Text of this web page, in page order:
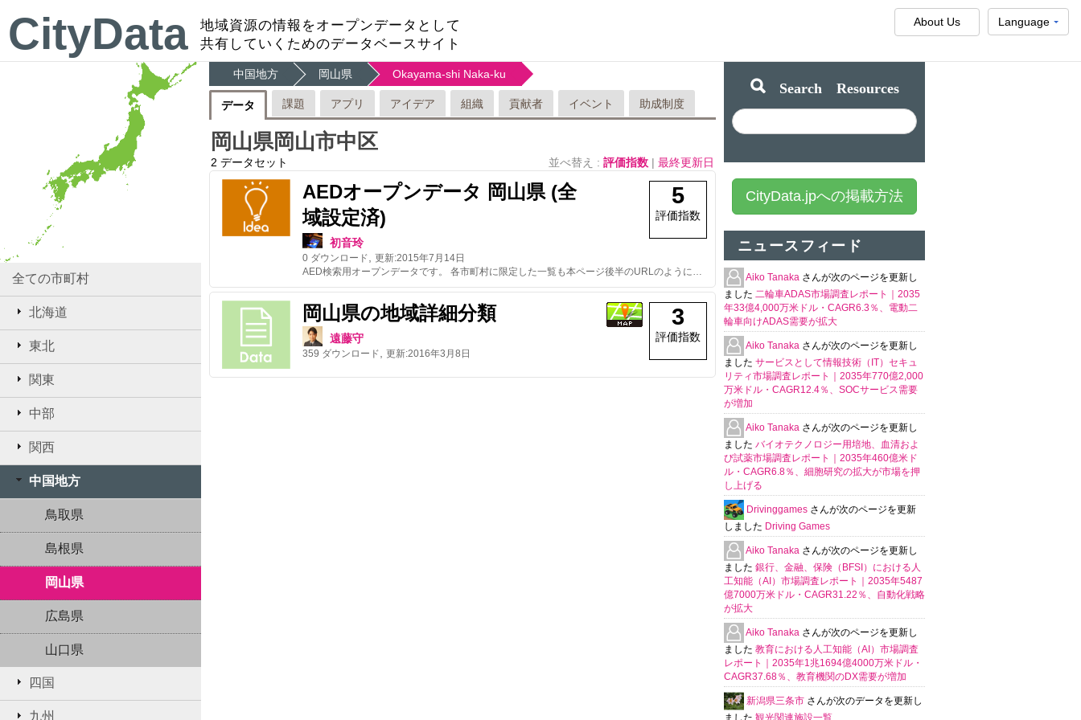
CityData
地域資源の情報をオープンデータとして
共有していくためのデータベースサイト
Language
About Us
全ての市町村
北海道
東北
関東
中部
関西
中国地方
鳥取県
島根県
岡山県
広島県
山口県
四国
九州
中国地方 岡山県 Okayama-shi Naka-ku
データ 課題 アプリ アイデア 組織 貢献者 イベント 助成制度
岡山県岡山市中区
2 データセット 並べ替え : 評価指数 | 最終更新日
AEDオープンデータ 岡山県 (全
域設定済)
初音玲
0 ダウンロード 更新:2015年7月14日
5
評価指数
AED検索用オープンデータです。 各市町村に限定した一覧も本ページ後半のURLのように指定すれば取得可能です。
岡山県の地域詳細分類
遠藤守
359 ダウンロード 更新:2016年3月8日
3
評価指数
Search Resources
CityData.jpへの掲載方法
ニュースフィード
Aiko Tanaka さんが次のページを更新し
ました 二輪車ADAS市場調査レポート｜2035
年33億4,000万米ドル・CAGR6.3％、電動二
輪車向けADAS需要が拡大
Aiko Tanaka さんが次のページを更新し
ました サービスとして情報技術（IT）セキュ
リティ市場調査レポート｜2035年770億2,000
万米ドル・CAGR12.4％、SOCサービス需要
が増加
Aiko Tanaka さんが次のページを更新し
ました バイオテクノロジー用培地、血清およ
び試薬市場調査レポート｜2035年460億米ド
ル・CAGR6.8％、細胞研究の拡大が市場を押
し上げる
Drivinggames さんが次のページを更新
しました Driving Games
Aiko Tanaka さんが次のページを更新し
ました 銀行、金融、保険（BFSI）における人
工知能（AI）市場調査レポート｜2035年5487
億7000万米ドル・CAGR31.22％、自動化戦略
が拡大
Aiko Tanaka さんが次のページを更新し
ました 教育における人工知能（AI）市場調査
レポート｜2035年1兆1694億4000万米ドル・
CAGR37.68％、教育機関のDX需要が増加
新潟県三条市 さんが次のデータを更新し
ました 観光関連施設一覧